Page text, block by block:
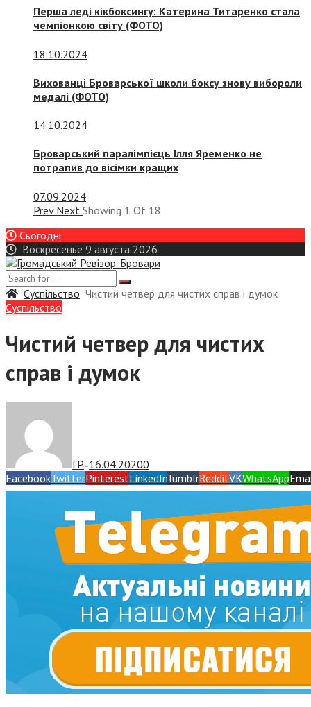
Перша леді кікбоксингу: Катерина Титаренко стала
чемпіонкою світу (ФОТО)
18.10.2024
Вихованці Броварської школи боксу знову вибороли
медалі (ФОТО)
14.10.2024
Броварський паралімпієць Ілля Яременко не
потрапив до вісімки кращих
07.09.2024
Prev Next Showing 1 Of 18
Сьогодні
Воскресенье 9 августа 2026
Суспiльство Чистий четвер для чистих справ і думок
Суспiльство
Чистий четвер для чистих
справ і думок
ГР — 16.04.20200
FacebookTwitterPinterestLinkedInTumblrRedditVKWhatsApp